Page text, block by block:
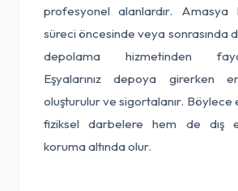
profesyonel alanlardır. Amasya
süreci öncesinde veya sonrasında
depolama hizmetinden
Eşyalarınız depoya girerken
oluşturulur ve sigortalanır. Böylece
fiziksel darbelere hem de dış
koruma altında olur.